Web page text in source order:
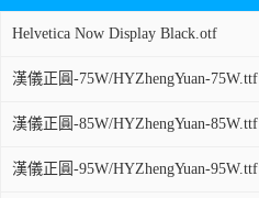
Helvetica Now Display Black.otf
漢儀正圓-75W/HYZhengYuan-75W.ttf
漢儀正圓-85W/HYZhengYuan-85W.ttf
漢儀正圓-95W/HYZhengYuan-95W.ttf